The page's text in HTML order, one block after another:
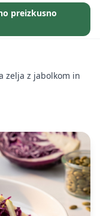
preizkusno
zelja z jabolkom in